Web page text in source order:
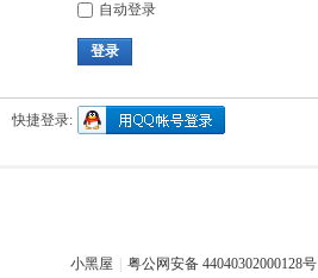
自动登录
登录
快捷登录:
小黑屋 粤公网安备 44040302000128号